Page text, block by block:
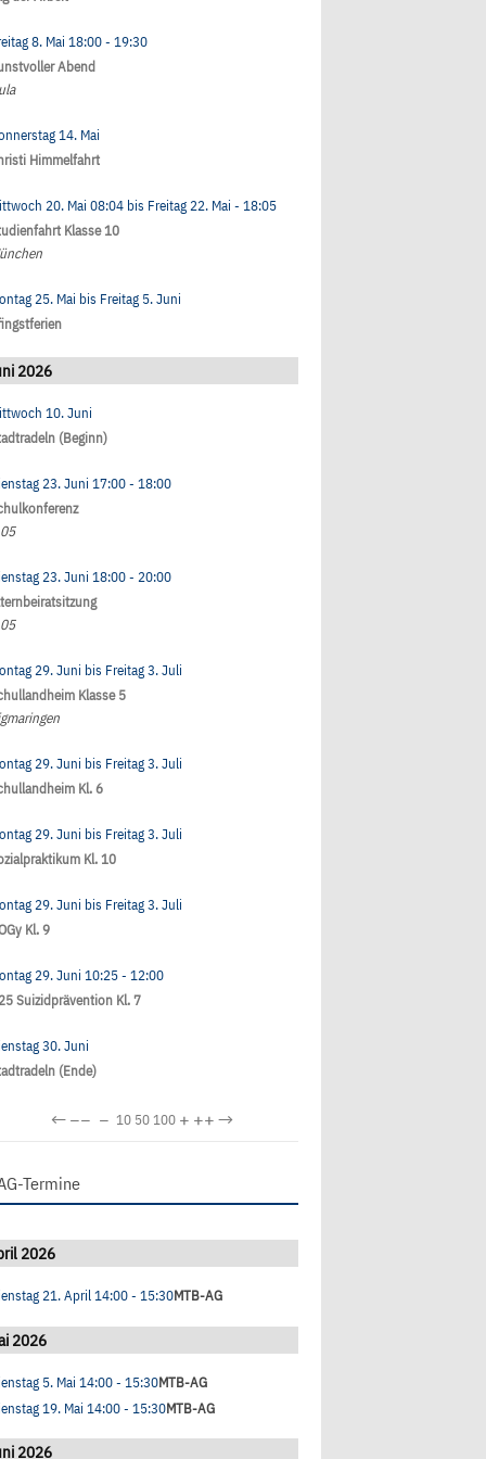
8. Mai 18:00- 19:30
Abend
14. Mai
Himmelfahrt
20. Mai 08:04 bis Freitag 22. Mai - 18:05
Klasse 10
25. Mai bis Freitag 5. Juni
2026
10. Juni
(Beginn)
23. Juni 17:00- 18:00
23. Juni 18:00- 20:00
29. Juni bis Freitag 3. Juli
Klasse 5
29. Juni bis Freitag 3. Juli
Kl. 6
29. Juni bis Freitag 3. Juli
Kl. 10
29. Juni bis Freitag 3. Juli
Kl. 9
29. Juni 10:25- 12:00
Suizidprävention Kl. 7
30. Juni
(Ende)
←−− − 10 50100 + ++→
Termine
2026
21. April14:00- 15:30MTB-AG
2026
5. Mai 14:00- 15:30MTB-AG
19. Mai 14:00- 15:30MTB-AG
2026